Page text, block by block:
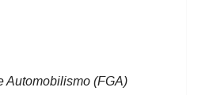
Automobilismo (FGA)